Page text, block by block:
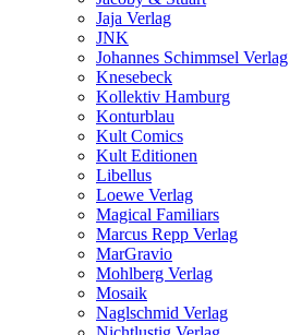
Jaja Verlag
JNK
Johannes Schimmsel Verlag
Knesebeck
Kollektiv Hamburg
Konturblau
Kult Comics
Kult Editionen
Libellus
Loewe Verlag
Magical Familiars
Marcus Repp Verlag
MarGravio
Mohlberg Verlag
Mosaik
Naglschmid Verlag